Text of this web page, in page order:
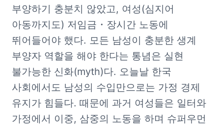
부양하기 충분치 않았고, 여성(심지어
아동까지도) 저임금・장시간 노동에
뛰어들어야 했다. 모든 남성이 충분한 생계
부양자 역할을 해야 한다는 통념은 실현
불가능한 신화(myth)다. 오늘날 한국
사회에서도 남성의 수입만으로는 가정 경제
유지가 힘들다. 때문에 과거 여성들은 일터와
가정에서 이중, 삼중의 노동을 하며 슈퍼우먼